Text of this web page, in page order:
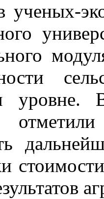
уровне.
отметили